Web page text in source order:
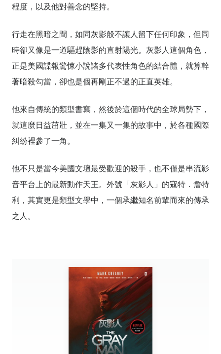
程度，以及他對善念的堅持。
行走在黑暗之間，如同灰影般不讓人留下任何印象，但同
時卻又像是一道驅趕陰影的直射陽光。灰影人這個角色，
正是美國諜報驚悚小說諸多代表性角色的結合體，就算幹
著暗殺勾當，卻也是個再剛正不過的正直英雄。
他來自傳統的類型書寫，然後於這個時代的全球局勢下，
就這麼日益茁壯，並在一集又一集的故事中，於各種國際
糾紛裡參了一角。
他不只是當今美國文壇最受歡迎的殺手，也不僅是串流影
音平台上的最新動作天王。外號「灰影人」的寇特．詹特
利，其實更是類型文學中，一個承繼知名前輩而來的傳承
之人。